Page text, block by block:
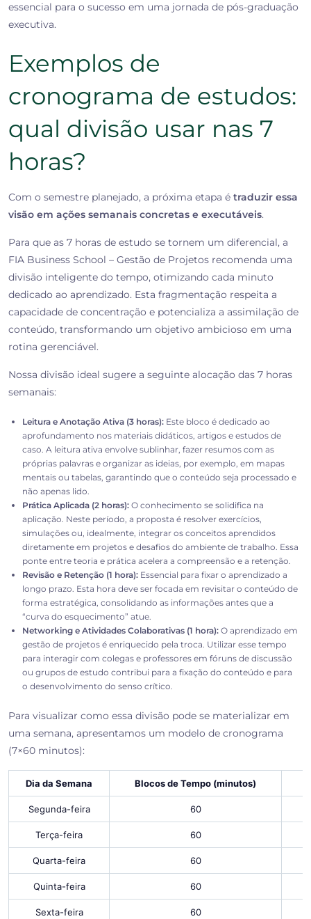
essencial para o sucesso em uma jornada de pós-graduação
executiva.
Exemplos de
cronograma de estudos:
qual divisão usar nas 7
horas?
Com o semestre planejado, a próxima etapa é traduzir essa
visão em ações semanais concretas e executáveis.
Para que as 7 horas de estudo se tornem um diferencial, a
FIA Business School – Gestão de Projetos recomenda uma
divisão inteligente do tempo, otimizando cada minuto
dedicado ao aprendizado. Esta fragmentação respeita a
capacidade de concentração e potencializa a assimilação de
conteúdo, transformando um objetivo ambicioso em uma
rotina gerenciável.
Nossa divisão ideal sugere a seguinte alocação das 7 horas
semanais:
Leitura e Anotação Ativa (3 horas): Este bloco é dedicado ao
aprofundamento nos materiais didáticos, artigos e estudos de
caso. A leitura ativa envolve sublinhar, fazer resumos com as
próprias palavras e organizar as ideias, por exemplo, em mapas
mentais ou tabelas, garantindo que o conteúdo seja processado e
não apenas lido.
Prática Aplicada (2 horas): O conhecimento se solidifica na
aplicação. Neste período, a proposta é resolver exercícios,
simulações ou, idealmente, integrar os conceitos aprendidos
diretamente em projetos e desafios do ambiente de trabalho. Essa
ponte entre teoria e prática acelera a compreensão e a retenção.
Revisão e Retenção (1 hora): Essencial para fixar o aprendizado a
longo prazo. Esta hora deve ser focada em revisitar o conteúdo de
forma estratégica, consolidando as informações antes que a
“curva do esquecimento” atue.
Networking e Atividades Colaborativas (1 hora): O aprendizado em
gestão de projetos é enriquecido pela troca. Utilizar esse tempo
para interagir com colegas e professores em fóruns de discussão
ou grupos de estudo contribui para a fixação do conteúdo e para
o desenvolvimento do senso crítico.
Para visualizar como essa divisão pode se materializar em
uma semana, apresentamos um modelo de cronograma
(7×60 minutos):
Dia da Semana Blocos de Tempo (minutos)
Segunda-feira 60
Terça-feira 60
Quarta-feira 60
Quinta-feira 60
Sexta-feira 60